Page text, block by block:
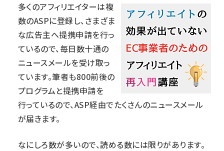
多くのアフィリエイターは複
数のASPに登録し、さまざま
な広告主へ提携申請を行っ
ているので、毎日数十通の
ニュースメールを受け取っ
ています。筆者も800前後の
プログラムと提携申請を
行っているので、ASP経由でたくさんのニュースメール
が届きます。
なにしろ数が多いので、読める数には限りがあります。